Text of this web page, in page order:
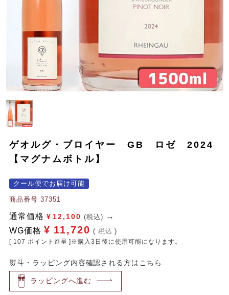
ゲオルグ・ブロイヤー GB ロゼ 2024
【マグナムボトル】
クール便でお届け可能
商品番号 37351
通常価格 ¥ 12,100 (税込)
WG価格 ¥ 11,720 税込
[ 107 ポイント進呈 ]※購入3日後に使用可能になります。
熨斗・ラッピング内容確認される方はこちら
ラッピングへ進む